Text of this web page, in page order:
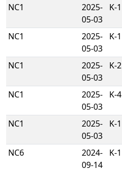
NC1
2025-
05-03
K-1
NC1
2025-
05-03
K-1
NC1
2025-
05-03
K-2
NC1
2025-
05-03
K-4
NC1
2025-
05-03
K-1
NC6
2024-
09-14
K-1